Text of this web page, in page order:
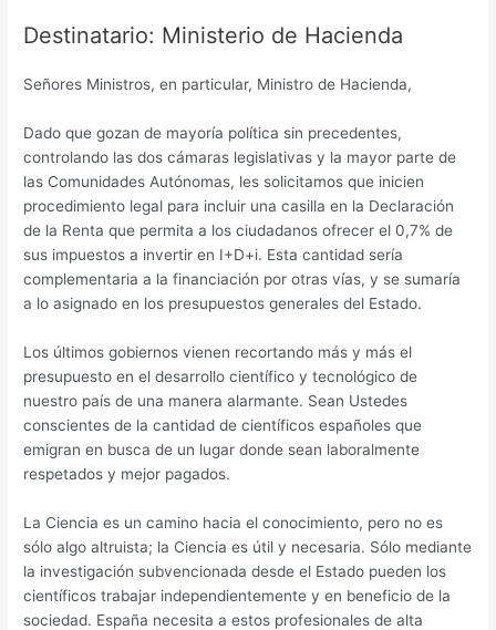
Destinatario: Ministerio de Hacienda
Señores Ministros, en particular, Ministro de Hacienda,
Dado que gozan de mayoría política sin precedentes,
controlando las dos cámaras legislativas y la mayor parte de
las Comunidades Autónomas, les solicitamos que inicien
procedimiento legal para incluir una casilla en la Declaración
de la Renta que permita a los ciudadanos ofrecer el 0,7% de
sus impuestos a invertir en I+D+i. Esta cantidad sería
complementaria a la financiación por otras vías, y se sumaría
a lo asignado en los presupuestos generales del Estado.
Los últimos gobiernos vienen recortando más y más el
presupuesto en el desarrollo científico y tecnológico de
nuestro país de una manera alarmante. Sean Ustedes
conscientes de la cantidad de científicos españoles que
emigran en busca de un lugar donde sean laboralmente
respetados y mejor pagados.
La Ciencia es un camino hacia el conocimiento, pero no es
sólo algo altruista; la Ciencia es útil y necesaria. Sólo mediante
la investigación subvencionada desde el Estado pueden los
científicos trabajar independientemente y en beneficio de la
sociedad. España necesita a estos profesionales de alta